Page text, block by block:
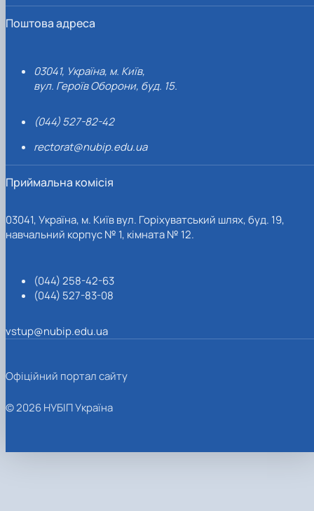
Поштова адреса
03041, Україна, м. Київ,
вул. Героїв Оборони, буд. 15.
(044) 527-82-42
rectorat@nubip.edu.ua
Приймальна комісія
03041, Україна, м. Київ вул. Горіхуватський шлях, буд. 19,
навчальний корпус № 1, кімната № 12.
(044) 258-42-63
(044) 527-83-08
vstup@nubip.edu.ua
Офіційний портал сайту
© 2026 НУБІП Україна